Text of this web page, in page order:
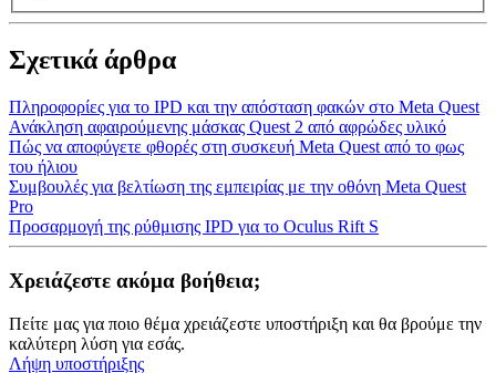
Σχετικά άρθρα
Πληροφορίες για το IPD και την απόσταση φακών στο Meta Quest
Ανάκληση αφαιρούμενης μάσκας Quest 2 από αφρώδες υλικό
Πώς να αποφύγετε φθορές στη συσκευή Meta Quest από το φως
του ήλιου
Συμβουλές για βελτίωση της εμπειρίας με την οθόνη Meta Quest
Pro
Προσαρμογή της ρύθμισης IPD για το Oculus Rift S
Χρειάζεστε ακόμα βοήθεια;
Πείτε μας για ποιο θέμα χρειάζεστε υποστήριξη και θα βρούμε την
καλύτερη λύση για εσάς.
Λήψη υποστήριξης